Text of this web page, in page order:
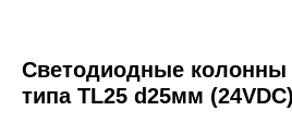
Светодиодные колонны
типа TL25 d25мм (24VDC)